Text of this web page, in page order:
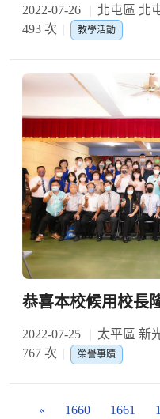
2022-07-26 北屯區 北
493 次
教學活動
恭喜本校候用校長
2022-07-25 太平區 新
767 次
榮譽事蹟
« 1660 1661